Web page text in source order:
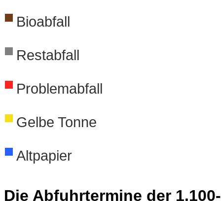
Bioabfall
Restabfall
Problemabfall
Gelbe Tonne
Altpapier
Die Abfuhrtermine der